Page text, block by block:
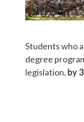
Students who
degree
legislation, by